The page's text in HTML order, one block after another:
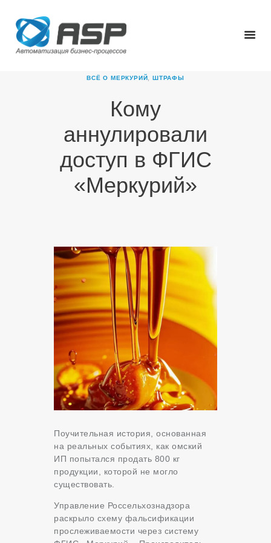
ВСЁ О МЕРКУРИЙ ШТРАФЫ
Кому
аннулировали
доступ в ФГИС
«Меркурий»
О КОМПАНИИ
НОВОСТИ
КАРЬЕРА
Поучительная история, основанная
на реальных событиях, как омский
ИП попытался продать 800 кг
продукции, которой не могло
существовать.
Управление Россельхознадзора
раскрыло схему фальсификации
прослеживаемости через систему